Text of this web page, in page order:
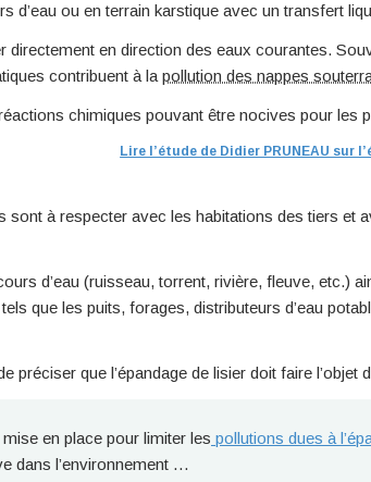
d’eau ou en terrain karstique avec un transfert
directement en direction des eaux courantes.
contribuent à la pollution des nappes
chimiques pouvant être nocives pour les
Lire l’étude de Didier PRUNEAU sur
sont à respecter avec les habitations des tiers et
d’eau (ruisseau, torrent, rivière, fleuve, etc.)
tels que les puits, forages, distributeurs d’eau
préciser que l’épandage de lisier doit faire l’objet
en place pour limiter les pollutions dues à
dans l’environnement …